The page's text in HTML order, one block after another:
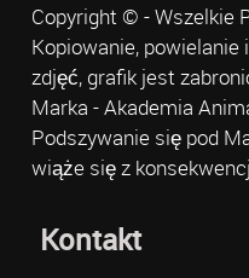
Copyright © - Wszelkie
Kopiowanie,
zdjęć, grafik jest
Marka - Akademia
Podszywanie się pod
wiąże się z
Kontakt